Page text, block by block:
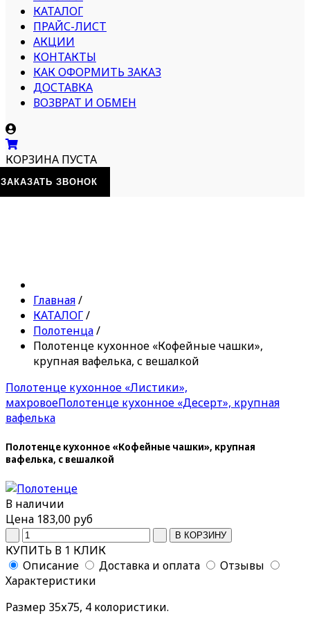
КАТАЛОГ
ПРАЙС-ЛИСТ
АКЦИИ
КОНТАКТЫ
КАК ОФОРМИТЬ ЗАКАЗ
ДОСТАВКА
ВОЗВРАТ И ОБМЕН
КОРЗИНА ПУСТА
ЗАКАЗАТЬ ЗВОНОК
Главная/
КАТАЛОГ/
Полотенца/
Полотенце кухонное «Кофейные чашки»,
крупная вафелька, с вешалкой
Полотенце кухонное «Листики»,
махровоеПолотенце кухонное «Десерт», крупная
вафелька
Полотенце кухонное «Кофейные чашки», крупная
вафелька, с вешалкой
В наличии
Цена 183,00 руб
КУПИТЬ В 1 КЛИК
Описание
Доставка и оплата
Отзывы
Характеристики
Размер 35х75, 4 колористики.